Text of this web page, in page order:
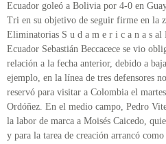
Ecuador goleó a Bolivia por 4-0 en
Tri en su objetivo de seguir firme en la
Eliminatorias S u d a m e r i c a n a s
Ecuador Sebastián Beccacece se vio
relación a la fecha anterior, debido a
ejemplo, en la línea de tres defensores
reservó para visitar a Colombia el
Ordóñez. En el medio campo, Pedro
la labor de marca a Moisés Caicedo,
y para la tarea de creación arrancó